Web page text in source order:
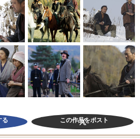
る この作品をポスト